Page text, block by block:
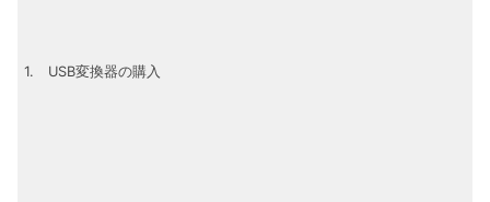
1. USB変換器の購入